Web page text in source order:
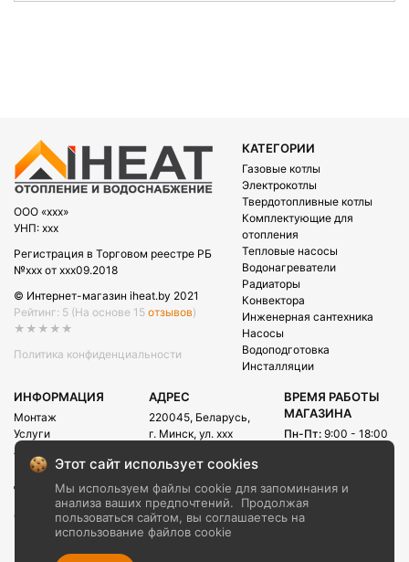
OOO «xxx»
УНП: xxx
Регистрация в Торговом реестре РБ
№xxx от xxx09.2018
© Интернет-магазин iheat.by 2021
Рейтинг: 5 (На основе 15 отзывов)
★★★★★
Политика конфиденциальности
КАТЕГОРИИ
Газовые котлы
Электрокотлы
Твердотопливные котлы
Комплектующие для
отопления
Тепловые насосы
Водонагреватели
Радиаторы
Конвектора
Инженерная сантехника
Насосы
Водоподготовка
Инсталляции
ИНФОРМАЦИЯ
Монтаж
Услуги
Акции
Рассрочка
Доставка и оплата
О компании
Контакты
АДРЕС
220045, Беларусь,
г. Минск, ул. xxx
E-mail:
info@iheat.by
ВРЕМЯ РАБОТЫ
МАГАЗИНА
Пн-Пт: 9:00 - 18:00
CALL-ЦЕНТРА
Сб-Вс:
Этот сайт использует cookies
Мы используем файлы cookie для запоминания и
анализа ваших предпочтений.
Продолжая
пользоваться сайтом, вы соглашаетесь на
использование файлов cookie